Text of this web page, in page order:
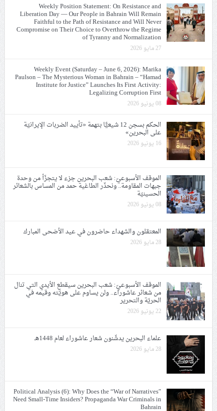
Weekly Position Statement: On Resistance and
Liberation Day — Our People in Bahrain Will Remain
Faithful to the Path of Resistance and Will Never
Compromise on Their Choice to Overthrow the Regime
of Tyranny and Normalization
27 مايو 2026
Weekly Event (Saturday – June 6, 2026): Marika
Paulson – The Mysterious Woman in Bahrain – “Hamad
Institute for Justice” Launches Its First Activity:
Legalizing Corruption First
08 يونيو 2026
الحكم بسجن 12 شيعيًّا بتهمة «تأييد الضربات الإيرانيّة
على البحرين»
16 يونيو 2026
الموقف الأسبوعيّ: شعب البحرين جزء لا يتجزّأ من وحدة
جبهات المقاومة.. ونحذّر الطاغية حمد من المساس بالشعائر
الحسينيّة
08 يونيو 2026
المعتقلون والشهداء حاضرون في عيد الأضحى المبارك
28 مايو 2026
الموقف الأسبوعيّ: شعب البحرين سيقطع الأيدي التي تنال
من شعائر عاشوراء.. ولن يساوم على هويّته وقيمه في
الحريّة والتحرير
22 يونيو 2026
علماء البحرين يدشّنون شعار عاشوراء لعام 1448هـ
28 مايو 2026
Political Analysis (6): Why Does the “War of Narratives”
Need Small-Time Insiders? Propaganda War Criminals in
Bahrain